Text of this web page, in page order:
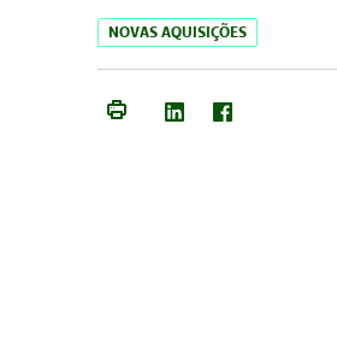
NOVAS AQUISIÇÕES